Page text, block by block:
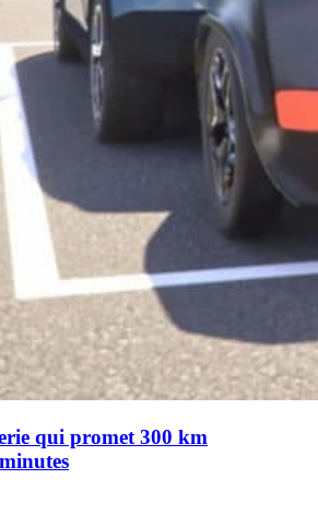
qui promet 300 km